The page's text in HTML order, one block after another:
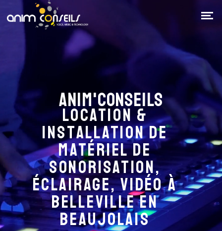
Anim'Conseils
Location &
Installation de
matériel de
sonorisation,
éclairage, vidéo à
Belleville en
beaujolais
Panneau de gestion des cookies